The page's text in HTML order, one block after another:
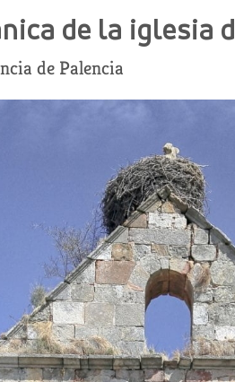
de la iglesia
de Palencia